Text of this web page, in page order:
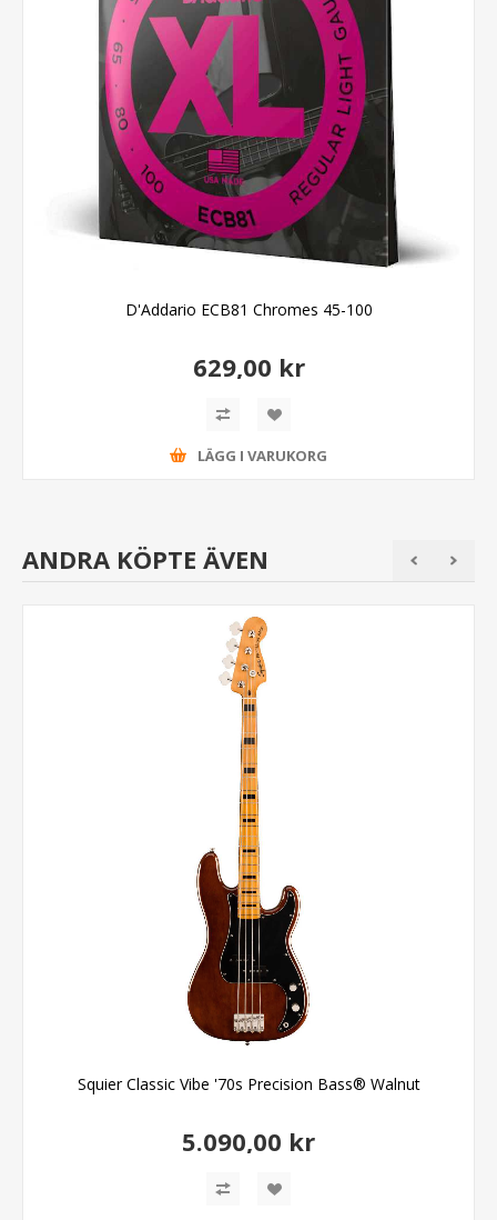
D'Addario ECB81 Chromes 45-100
629,00 kr
LÄGG I VARUKORG
ANDRA KÖPTE ÄVEN
Squier Classic Vibe '70s Precision Bass® Walnut
5.090,00 kr